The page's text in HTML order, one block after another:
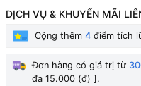
DỊCH VỤ & KHUYẾN MÃI
Cộng thêm 4 điểm tích
Đơn hàng có giá trị từ
đa 15.000 (đ) ].